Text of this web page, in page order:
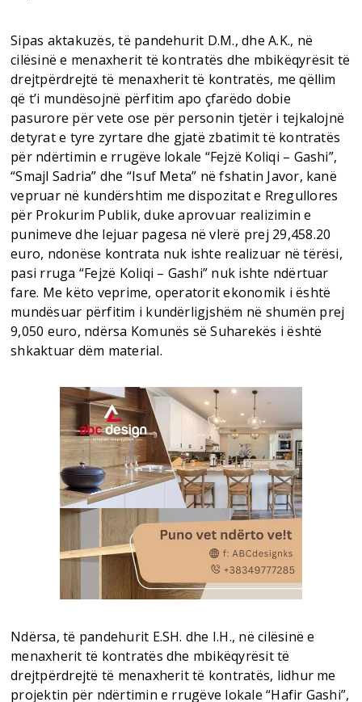
Sipas aktakuzës, të pandehurit D.M., dhe A.K., në
cilësinë e menaxherit të kontratës dhe mbikëqyrësit të
drejtpërdrejtë të menaxherit të kontratës, me qëllim
që t’i mundësojnë përfitim apo çfarëdo dobie
pasurore për vete ose për personin tjetër i tejkalojnë
detyrat e tyre zyrtare dhe gjatë zbatimit të kontratës
për ndërtimin e rrugëve lokale “Fejzë Koliqi – Gashi”,
“Smajl Sadria” dhe “Isuf Meta” në fshatin Javor, kanë
vepruar në kundërshtim me dispozitat e Rregullores
për Prokurim Publik, duke aprovuar realizimin e
punimeve dhe lejuar pagesa në vlerë prej 29,458.20
euro, ndonëse kontrata nuk ishte realizuar në tërësi,
pasi rruga “Fejzë Koliqi – Gashi” nuk ishte ndërtuar
fare. Me këto veprime, operatorit ekonomik i është
mundësuar përfitim i kundërligjshëm në shumën prej
9,050 euro, ndërsa Komunës së Suharekës i është
shkaktuar dëm material.
Ndërsa, të pandehurit E.SH. dhe I.H., në cilësinë e
menaxherit të kontratës dhe mbikëqyrësit të
drejtpërdrejtë të menaxherit të kontratës, lidhur me
projektin për ndërtimin e rrugëve lokale “Hafir Gashi”,